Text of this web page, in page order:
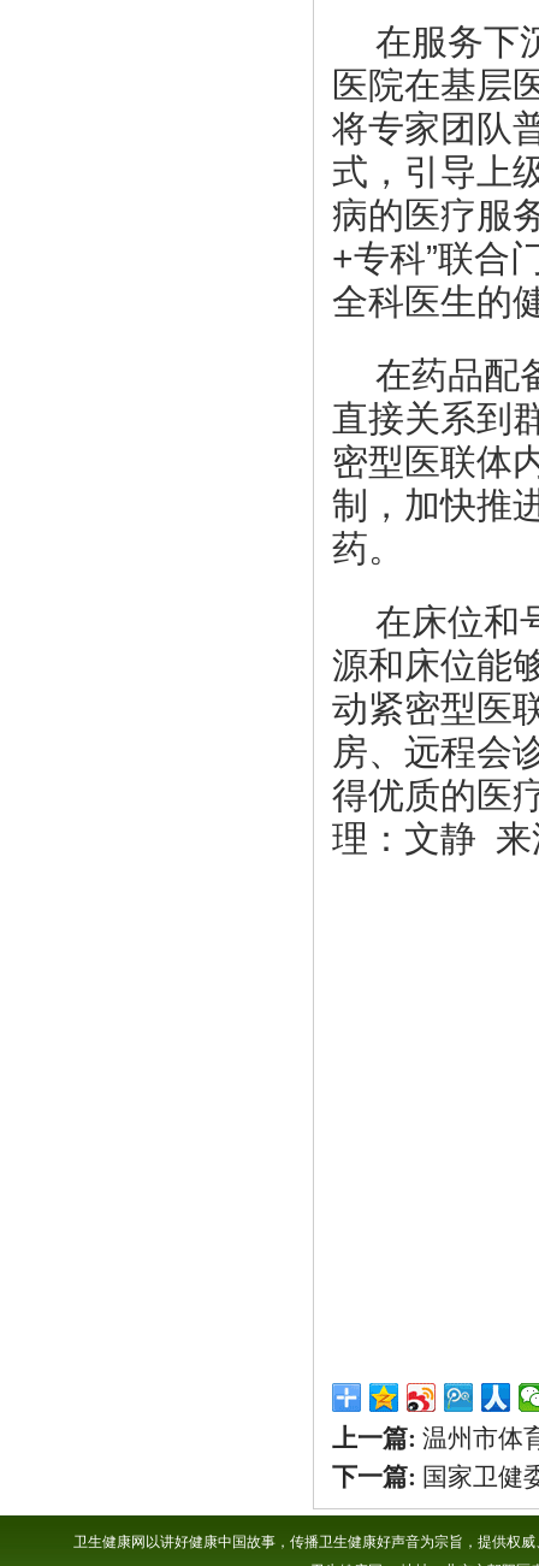
在服务下
医院在基层
将专家团队
式，引导上
病的医疗服
+专科”联合
全科医生的
在药品配
直接关系到
密型医联体
制，加快推
药。
在床位和
源和床位能
动紧密型医
房、远程会
得优质的医
理：文静 来
上一篇: 温州市体
下一篇: 国家卫健
卫生健康网以讲好健康中国故事，传播卫生健康好声音为宗旨，提供权